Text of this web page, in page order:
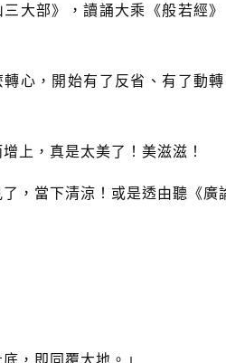
大部》，讀誦大乘《般若經》
心，開始有了反省、有了動
上，真是太美了！美滋滋！
，當下清涼！或是透由聽《廣